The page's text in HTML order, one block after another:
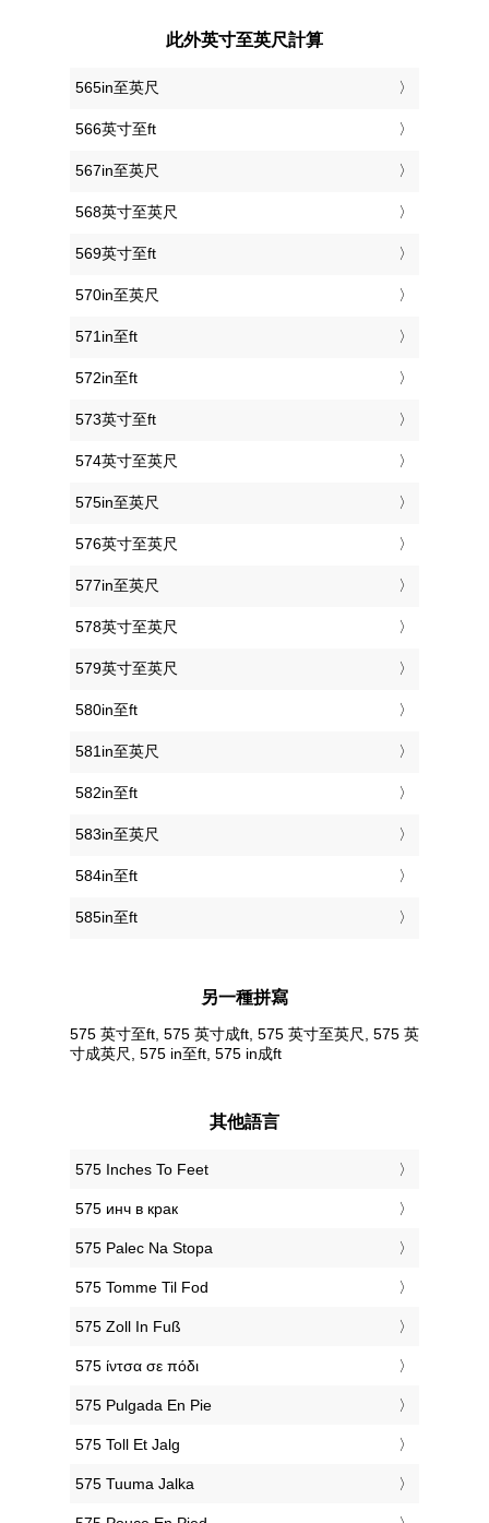
此外英寸至英尺計算
565in至英尺
566英寸至ft
567in至英尺
568英寸至英尺
569英寸至ft
570in至英尺
571in至ft
572in至ft
573英寸至ft
574英寸至英尺
575in至英尺
576英寸至英尺
577in至英尺
578英寸至英尺
579英寸至英尺
580in至ft
581in至英尺
582in至ft
583in至英尺
584in至ft
585in至ft
另一種拼寫
575 英寸至ft, 575 英寸成ft, 575 英寸至英尺, 575 英
寸成英尺, 575 in至ft, 575 in成ft
其他語言
‎575 Inches To Feet
‎575 инч в крак
‎575 Palec Na Stopa
‎575 Tomme Til Fod
‎575 Zoll In Fuß
‎575 ίντσα σε πόδι
‎575 Pulgada En Pie
‎575 Toll Et Jalg
‎575 Tuuma Jalka